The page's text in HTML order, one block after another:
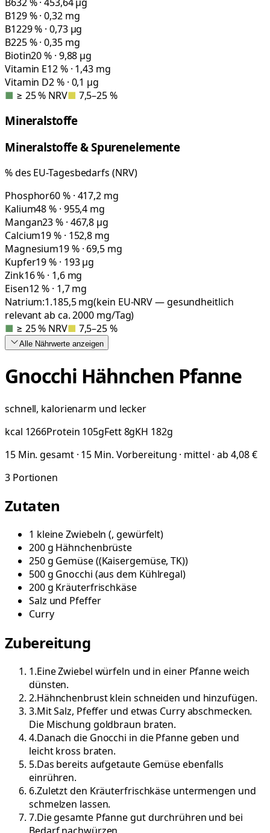
B129 % · 0,32 mg
B1229 % · 0,73 µg
B225 % · 0,35 mg
Biotin20 % · 9,88 µg
Vitamin E12 % · 1,43 mg
Vitamin D2 % · 0,1 µg
■ ≥ 25 % NRV■ 7,5–25 %
Mineralstoffe
Mineralstoffe & Spurenelemente
% des EU-Tagesbedarfs (NRV)
Phosphor60 % · 417,2 mg
Kalium48 % · 955,4 mg
Mangan23 % · 467,8 µg
Calcium19 % · 152,8 mg
Magnesium19 % · 69,5 mg
Kupfer19 % · 193 µg
Zink16 % · 1,6 mg
Eisen12 % · 1,7 mg
Natrium:1.185,5mg(kein EU-NRV — gesundheitlich
relevant ab ca. 2000 mg/Tag)
■ ≥ 25 % NRV■ 7,5–25 %
Alle Nährwerte anzeigen
Gnocchi Hähnchen Pfanne
schnell, kalorienarm und lecker
kcal 1266Protein 105gFett8gKH 182g
15 Min. gesamt · 15 Min. Vorbereitung · mittel · ab 4,08 €
3 Portionen
Zutaten
1 kleineZwiebeln (, gewürfelt)
200g Hähnchenbrüste
250g Gemüse((Kaisergemüse, TK))
500g Gnocchi (aus dem Kühlregal)
200g Kräuterfrischkäse
Salz und Pfeffer
Curry
Zubereitung
1.Eine Zwiebel würfeln und in einer Pfanne weich
dünsten.
2.Hähnchenbrust klein schneiden und hinzufügen.
3.Mit Salz, Pfeffer und etwas Curry abschmecken.
Die Mischung goldbraun braten.
4.Danach die Gnocchi in die Pfanne geben und
leicht kross braten.
5.Das bereits aufgetaute Gemüse ebenfalls
einrühren.
6.Zuletzt den Kräuterfrischkäse untermengen und
schmelzen lassen.
7.Die gesamte Pfanne gut durchrühren und bei